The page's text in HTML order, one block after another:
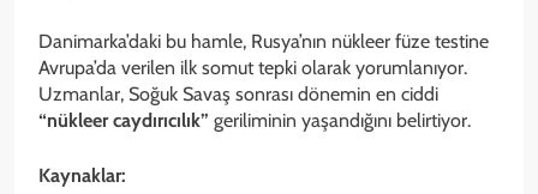
Danimarka’daki bu hamle, Rusya’nın nükleer füze testine
Avrupa’da verilen ilk somut tepki olarak yorumlanıyor.
Uzmanlar, Soğuk Savaş sonrası dönemin en ciddi
“nükleer caydırıcılık” geriliminin yaşandığını belirtiyor.
Kaynaklar: